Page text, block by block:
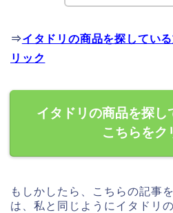
⇒イタドリの商品を探してい
リック
イタドリの商品を探し
こちらをク
もしかしたら、こちらの記事
は、私と同じようにイタドリ